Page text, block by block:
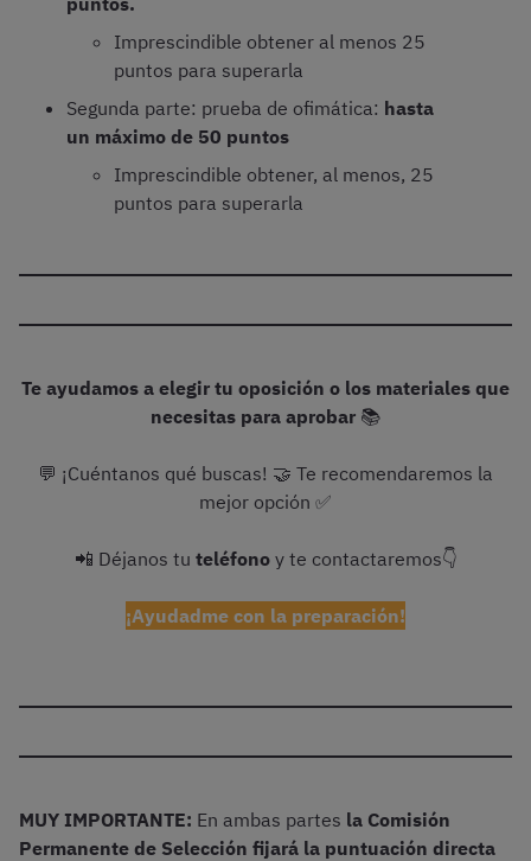
Imprescindible obtener al menos 25
puntos para superarla
Segunda parte: prueba de ofimática: hasta
un máximo de 50 puntos
Imprescindible obtener, al menos, 25
puntos para superarla
Te ayudamos a elegir tu oposición o los materiales que
necesitas para aprobar 📚
💬 ¡Cuéntanos qué buscas! 🤝 Te recomendaremos la
mejor opción ✅
📲 Déjanos tu teléfono y te contactaremos👇
¡Ayudadme con la preparación!
MUY IMPORTANTE: En ambas partes la Comisión
Permanente de Selección fijará la puntuación directa